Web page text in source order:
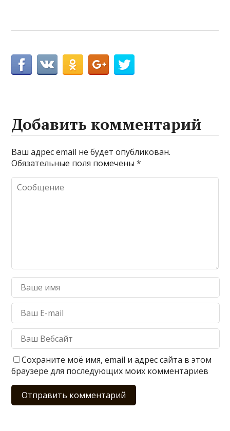
Добавить комментарий
Ваш адрес email не будет опубликован.
Обязательные поля помечены*
Сохраните моё имя, email и адрес сайта в этом
браузере для последующих моих комментариев